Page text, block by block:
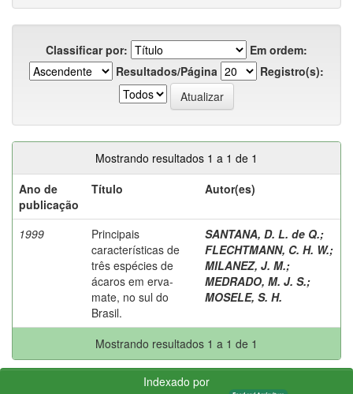
Classificar por:
Em ordem:
Resultados/Página
Registro(s):
Mostrando resultados 1 a 1 de 1
Ano de
publicação
Título Autor(es)
1999
Principais
características de
três espécies de
ácaros em erva-
mate, no sul do
Brasil.
SANTANA, D. L. de Q.;
FLECHTMANN, C. H. W.;
MILANEZ, J. M.;
MEDRADO, M. J. S.;
MOSELE, S. H.
Mostrando resultados 1 a 1 de 1
Indexado por